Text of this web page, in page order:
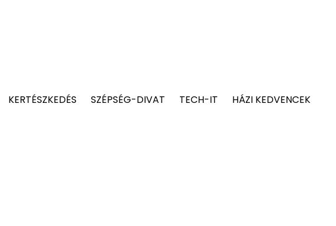
KERTÉSZKEDÉS SZÉPSÉG-DIVAT TECH-IT HÁZI KEDVENCEK